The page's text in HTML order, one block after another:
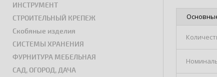
ИНСТРУМЕНТ
СТРОИТЕЛЬНЫЙ КРЕПЕЖ
Скобяные изделия
СИСТЕМЫ ХРАНЕНИЯ
ФУРНИТУРА МЕБЕЛЬНАЯ
САД, ОГОРОД, ДАЧА